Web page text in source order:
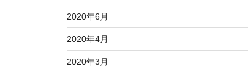
2020年6月
2020年4月
2020年3月